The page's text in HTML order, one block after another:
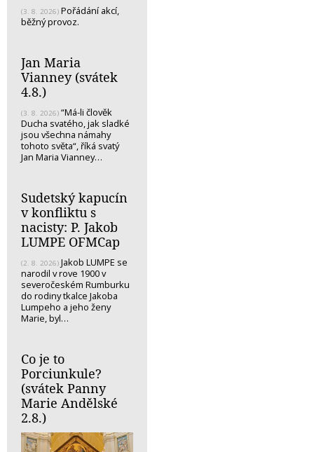
(3. 8. 2026) Pořádání akcí,
běžný provoz.
Jan Maria
Vianney (svátek
4.8.)
(3. 8. 2026) “Má-li člověk
Ducha svatého, jak sladké
jsou všechna námahy
tohoto světa“, říká svatý
Jan Maria Vianney…
Sudetský kapucín
v konfliktu s
nacisty: P. Jakob
LUMPE OFMCap
(2. 8. 2026) Jakob LUMPE se
narodil v rove 1900 v
severočeském Rumburku
do rodiny tkalce Jakoba
Lumpeho a jeho ženy
Marie, byl…
Co je to
Porciunkule?
(svátek Panny
Marie Andělské
2.8.)